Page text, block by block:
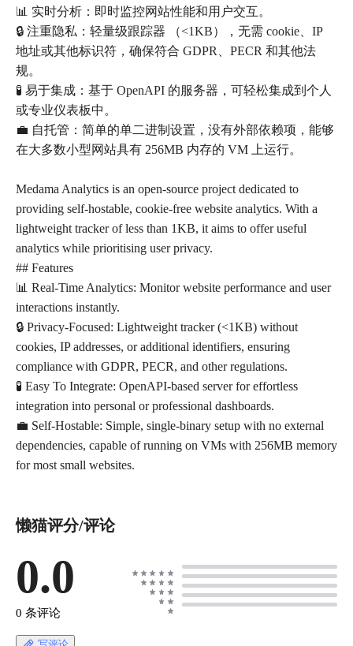
📊 实时分析：即时监控网站性能和用户交互。
🔒 注重隐私：轻量级跟踪器 （<1KB），无需 cookie、IP
地址或其他标识符，确保符合 GDPR、PECR 和其他法
规。
🧪 易于集成：基于 OpenAPI 的服务器，可轻松集成到个人
或专业仪表板中。
💼 自托管：简单的单二进制设置，没有外部依赖项，能够
在大多数小型网站具有 256MB 内存的 VM 上运行。
Medama Analytics is an open-source project dedicated to
providing self-hostable, cookie-free website analytics. With a
lightweight tracker of less than 1KB, it aims to offer useful
analytics while prioritising user privacy.
## Features
📊 Real-Time Analytics: Monitor website performance and user
interactions instantly.
🔒 Privacy-Focused: Lightweight tracker (<1KB) without
cookies, IP addresses, or additional identifiers, ensuring
compliance with GDPR, PECR, and other regulations.
🧪 Easy To Integrate: OpenAPI-based server for effortless
integration into personal or professional dashboards.
💼 Self-Hostable: Simple, single-binary setup with no external
dependencies, capable of running on VMs with 256MB memory
懒猫评分/评论
0.0
0 条评论